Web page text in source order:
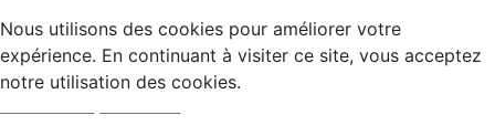
Nous utilisons des cookies pour améliorer votre
expérience. En continuant à visiter ce site, vous acceptez
notre utilisation des cookies.